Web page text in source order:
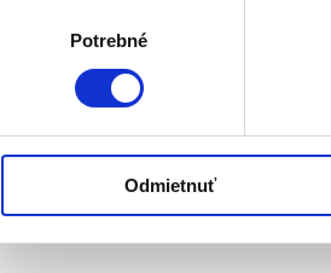
Potrebné
Odmietnuť